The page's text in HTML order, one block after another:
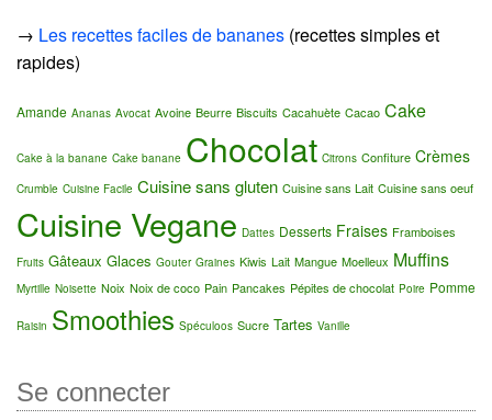
→ Les recettes faciles de bananes (recettes simples et
rapides)
Amande Ananas Avocat Avoine Beurre Biscuits Cacahuète Cacao Cake
Cake à la banane Cake banane Chocolat Citrons Confiture Crèmes
Crumble Cuisine Facile Cuisine sans gluten Cuisine sans Lait Cuisine sans oeuf
Cuisine Vegane Dattes Desserts Fraises Framboises
Fruits Gâteaux Glaces Gouter Graines Kiwis Lait Mangue Moelleux Muffins
Myrtille Noisette Noix Noix de coco Pain Pancakes Pépites de chocolat Poire Pomme
Raisin Smoothies Spéculoos Sucre Tartes Vanille
Se connecter